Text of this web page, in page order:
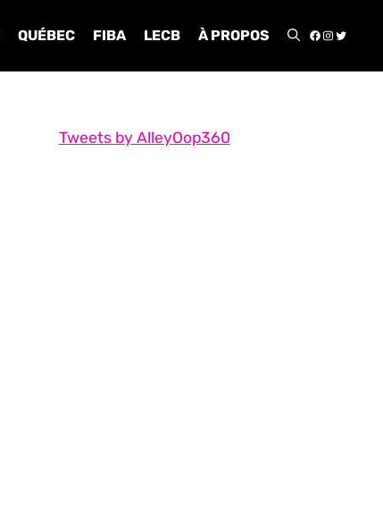
QUÉBEC FIBA LECB À PROPOS
Tweets by AlleyOop360